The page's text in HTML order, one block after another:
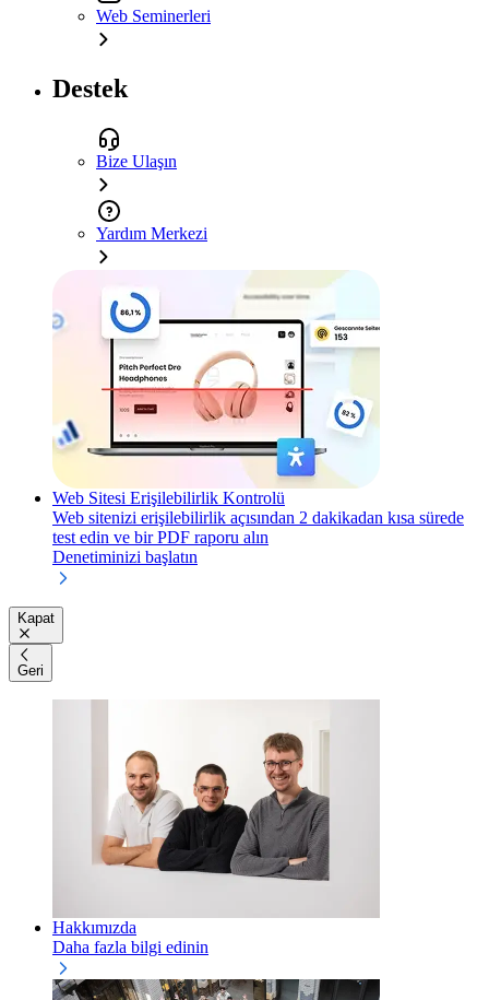
Web Seminerleri
Destek
Bize Ulaşın
Yardım Merkezi
Web Sitesi Erişilebilirlik Kontrolü
Web sitenizi erişilebilirlik açısından 2 dakikadan kısa sürede
test edin ve bir PDF raporu alın
Denetiminizi başlatın
Kapat
Geri
Hakkımızda
Daha fazla bilgi edinin